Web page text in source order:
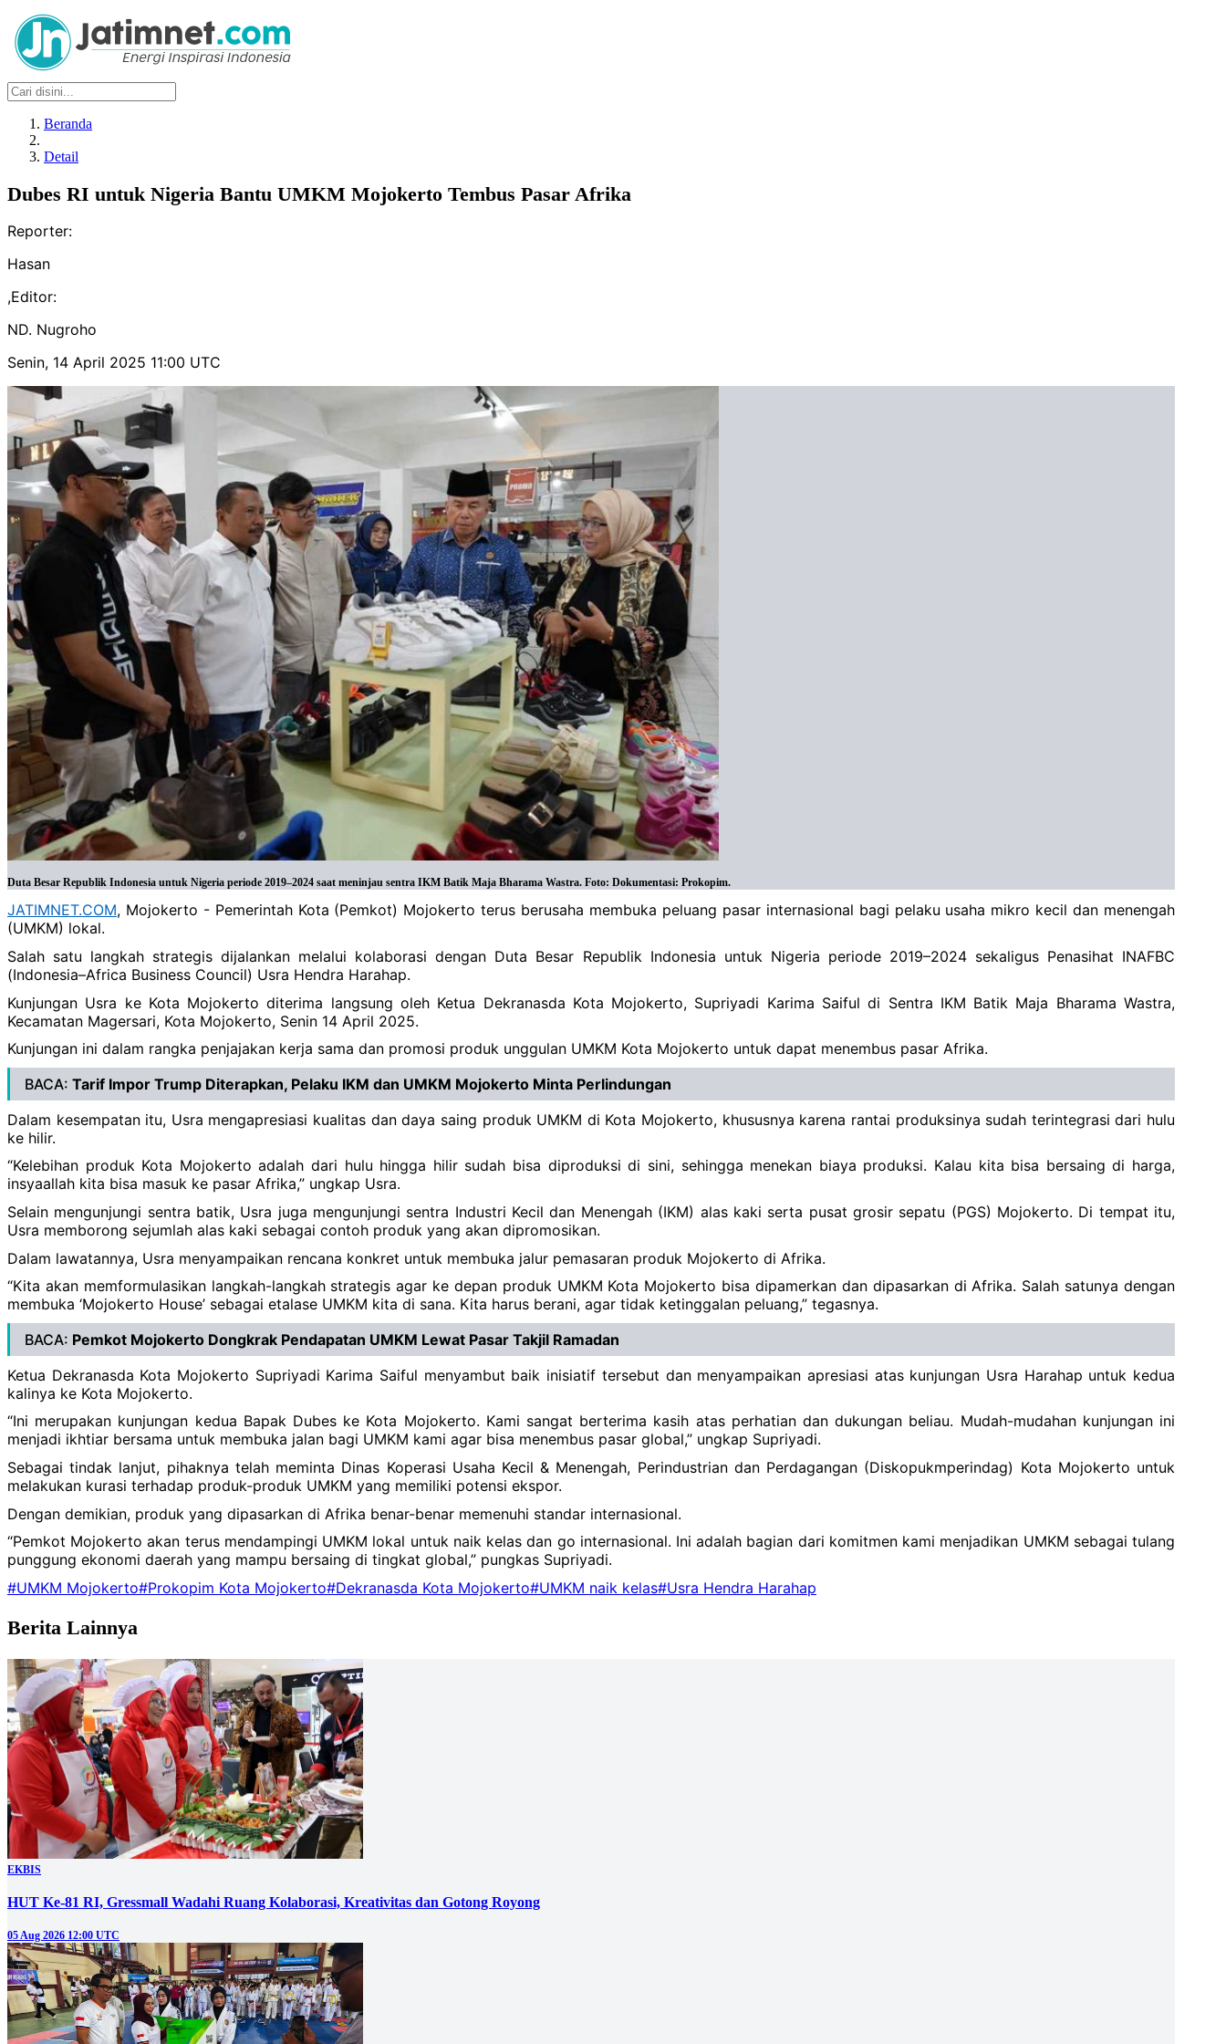
Beranda
Detail
Dubes RI untuk Nigeria Bantu UMKM Mojokerto Tembus Pasar Afrika
Reporter:
Hasan
,Editor:
ND. Nugroho
Senin, 14 April 2025 11:00 UTC
Duta Besar Republik Indonesia untuk Nigeria periode 2019–2024 saat meninjau sentra IKM Batik Maja Bharama Wastra. Foto: Dokumentasi: Prokopim.
JATIMNET.COM, Mojokerto - Pemerintah Kota (Pemkot) Mojokerto terus berusaha membuka peluang pasar internasional bagi pelaku usaha mikro kecil dan menengah
(UMKM) lokal.
Salah satu langkah strategis dijalankan melalui kolaborasi dengan Duta Besar Republik Indonesia untuk Nigeria periode 2019–2024 sekaligus Penasihat INAFBC
(Indonesia–Africa Business Council) Usra Hendra Harahap.
Kunjungan Usra ke Kota Mojokerto diterima langsung oleh Ketua Dekranasda Kota Mojokerto, Supriyadi Karima Saiful di Sentra IKM Batik Maja Bharama Wastra,
Kecamatan Magersari, Kota Mojokerto, Senin 14 April 2025.
Kunjungan ini dalam rangka penjajakan kerja sama dan promosi produk unggulan UMKM Kota Mojokerto untuk dapat menembus pasar Afrika.
BACA: Tarif Impor Trump Diterapkan, Pelaku IKM dan UMKM Mojokerto Minta Perlindungan
Dalam kesempatan itu, Usra mengapresiasi kualitas dan daya saing produk UMKM di Kota Mojokerto, khususnya karena rantai produksinya sudah terintegrasi dari hulu
ke hilir.
“Kelebihan produk Kota Mojokerto adalah dari hulu hingga hilir sudah bisa diproduksi di sini, sehingga menekan biaya produksi. Kalau kita bisa bersaing di harga,
insyaallah kita bisa masuk ke pasar Afrika,” ungkap Usra.
Selain mengunjungi sentra batik, Usra juga mengunjungi sentra Industri Kecil dan Menengah (IKM) alas kaki serta pusat grosir sepatu (PGS) Mojokerto. Di tempat itu,
Usra memborong sejumlah alas kaki sebagai contoh produk yang akan dipromosikan.
Dalam lawatannya, Usra menyampaikan rencana konkret untuk membuka jalur pemasaran produk Mojokerto di Afrika.
“Kita akan memformulasikan langkah-langkah strategis agar ke depan produk UMKM Kota Mojokerto bisa dipamerkan dan dipasarkan di Afrika. Salah satunya dengan
membuka ‘Mojokerto House’ sebagai etalase UMKM kita di sana. Kita harus berani, agar tidak ketinggalan peluang,” tegasnya.
BACA: Pemkot Mojokerto Dongkrak Pendapatan UMKM Lewat Pasar Takjil Ramadan
Ketua Dekranasda Kota Mojokerto Supriyadi Karima Saiful menyambut baik inisiatif tersebut dan menyampaikan apresiasi atas kunjungan Usra Harahap untuk kedua
kalinya ke Kota Mojokerto.
“Ini merupakan kunjungan kedua Bapak Dubes ke Kota Mojokerto. Kami sangat berterima kasih atas perhatian dan dukungan beliau. Mudah-mudahan kunjungan ini
menjadi ikhtiar bersama untuk membuka jalan bagi UMKM kami agar bisa menembus pasar global,” ungkap Supriyadi.
Sebagai tindak lanjut, pihaknya telah meminta Dinas Koperasi Usaha Kecil & Menengah, Perindustrian dan Perdagangan (Diskopukmperindag) Kota Mojokerto untuk
melakukan kurasi terhadap produk-produk UMKM yang memiliki potensi ekspor.
Dengan demikian, produk yang dipasarkan di Afrika benar-benar memenuhi standar internasional.
“Pemkot Mojokerto akan terus mendampingi UMKM lokal untuk naik kelas dan go internasional. Ini adalah bagian dari komitmen kami menjadikan UMKM sebagai tulang
punggung ekonomi daerah yang mampu bersaing di tingkat global,” pungkas Supriyadi.
#UMKM Mojokerto#Prokopim Kota Mojokerto#Dekranasda Kota Mojokerto#UMKM naik kelas#Usra Hendra Harahap
Berita Lainnya
EKBIS
HUT Ke-81 RI, Gressmall Wadahi Ruang Kolaborasi, Kreativitas dan Gotong Royong
05 Aug 2026 12:00 UTC